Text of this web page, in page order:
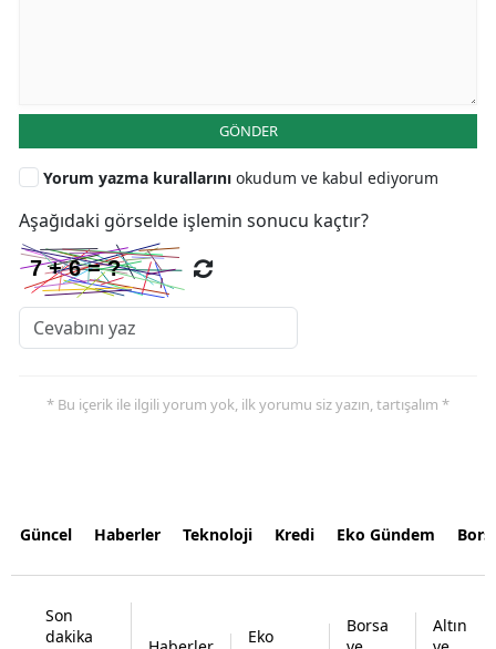
GÖNDER
Yorum yazma kurallarını okudum ve kabul ediyorum
Aşağıdaki görselde işlemin sonucu kaçtır?
* Bu içerik ile ilgili yorum yok, ilk yorumu siz yazın, tartışalım *
Güncel Haberler Teknoloji Kredi Eko Gündem
Son
dakika
Eko
Borsa
Altın